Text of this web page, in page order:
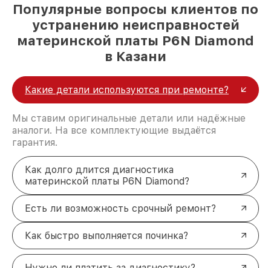
Популярные вопросы клиентов по
устранению неисправностей
материнской платы P6N Diamond
в Казани
Какие детали используются при ремонте?
Мы ставим оригинальные детали или надёжные
аналоги. На все комплектующие выдаётся
гарантия.
Как долго длится диагностика
материнской платы P6N Diamond?
Есть ли возможность срочный ремонт?
Как быстро выполняется починка?